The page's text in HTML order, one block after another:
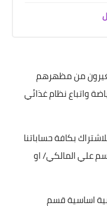
من مظهرهم
واتباع نظام غذائي
بكافة حساباتنا
علي المالكي/ او
اساسية قسم